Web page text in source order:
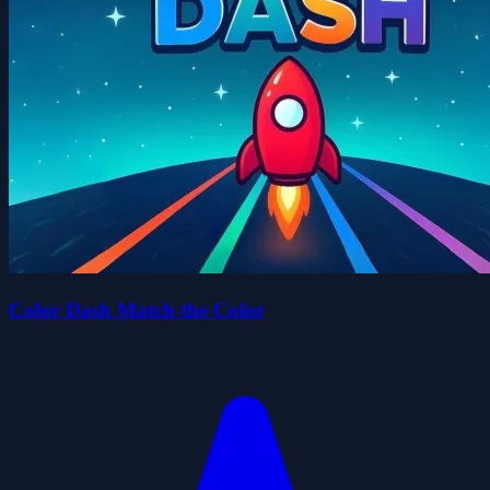
Color Dash Match the Color